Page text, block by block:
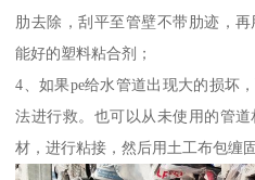
肋去除，刮平至管壁不带肋迹，
能好的塑料粘合剂；
4、如果pe给水管道出现大的损坏
法进行救。也可以从未使用的管
材，进行粘接，然后用土工布包缠固